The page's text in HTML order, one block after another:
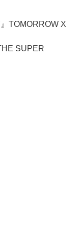
TOMORROW X
SUPER